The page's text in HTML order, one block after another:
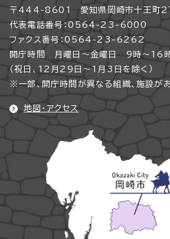
〒444-8601 愛知県岡崎市十王町2
代表電話番号：0564-23-6000
ファクス番号：0564-23-6262
開庁時間 月曜日～金曜日 9時～16
（祝日、12月29日～1月3日を除く）
※一部、開庁時間が異なる組織、施設があ
地図・アクセス